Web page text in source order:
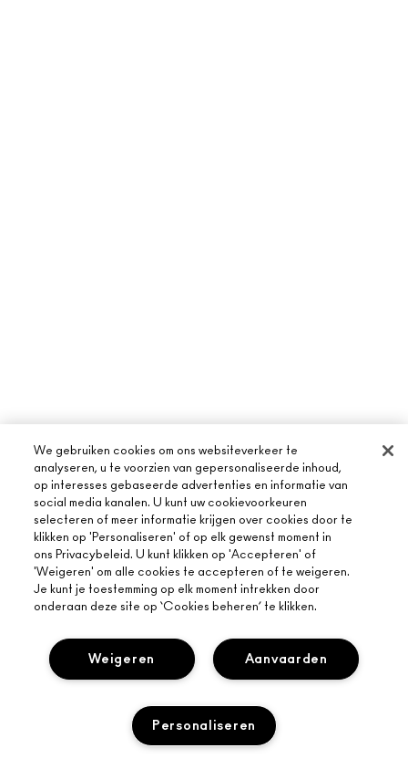
ONS VERHAAL
ARTISTIEK
BEWUSTE SCHOONHEID
CARRIÈREMOGELIJKHEDEN
ONLINE SHOPPEN
MIJN ACCOUNT
AANMELDEN VOOR E-MAILS
PROMOTIES
VOLG MIJN BESTELLING
RETOUREN EN RUILEN
JE MAC-WINKEL
PRIVACY EN VOORWAARDEN
We gebruiken cookies om ons websiteverkeer te
analyseren, u te voorzien van gepersonaliseerde inhoud,
op interesses gebaseerde advertenties en informatie van
social media kanalen. U kunt uw cookievoorkeuren
selecteren of meer informatie krijgen over cookies door te
klikken op 'Personaliseren' of op elk gewenst moment in
ons Privacybeleid. U kunt klikken op 'Accepteren' of
'Weigeren' om alle cookies te accepteren of te weigeren.
Je kunt je toestemming op elk moment intrekken door
onderaan deze site op ‘Cookies beheren’ te klikken.
Aanvaarden
Weigeren
Personaliseren